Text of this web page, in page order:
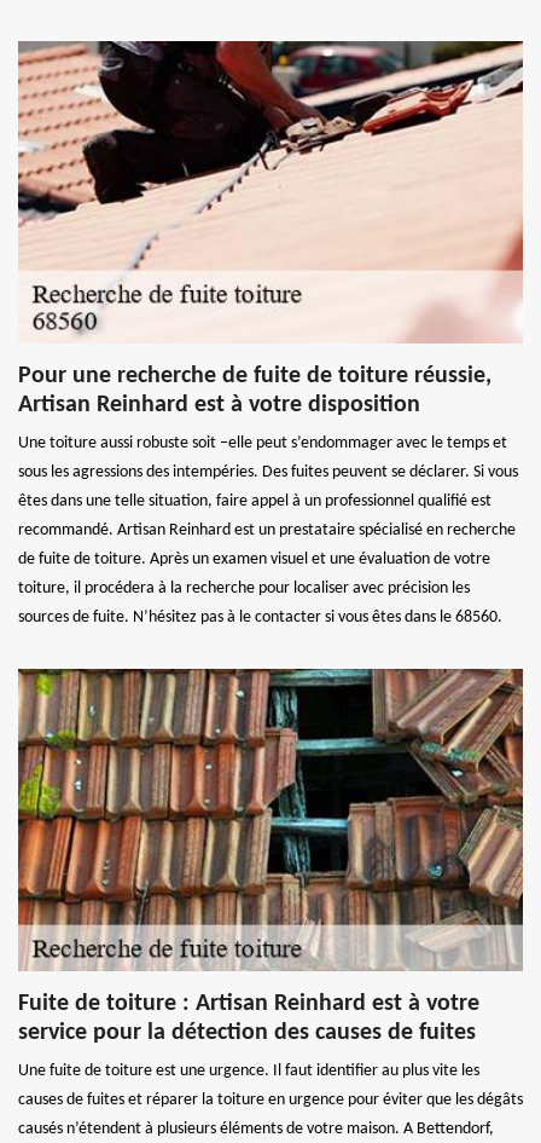
Pour une recherche de fuite de toiture réussie,
Artisan Reinhard est à votre disposition
Une toiture aussi robuste soit –elle peut s’endommager avec le temps et
sous les agressions des intempéries. Des fuites peuvent se déclarer. Si vous
êtes dans une telle situation, faire appel à un professionnel qualifié est
recommandé. Artisan Reinhard est un prestataire spécialisé en recherche
de fuite de toiture. Après un examen visuel et une évaluation de votre
toiture, il procédera à la recherche pour localiser avec précision les
sources de fuite. N’hésitez pas à le contacter si vous êtes dans le 68560.
Fuite de toiture : Artisan Reinhard est à votre
service pour la détection des causes de fuites
Une fuite de toiture est une urgence. Il faut identifier au plus vite les
causes de fuites et réparer la toiture en urgence pour éviter que les dégâts
causés n’étendent à plusieurs éléments de votre maison. A Bettendorf,